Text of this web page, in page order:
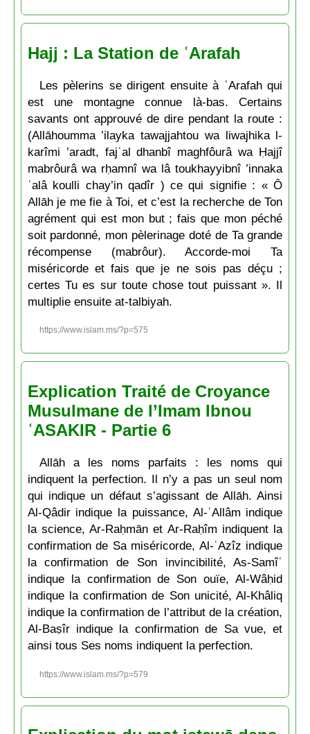
Hajj : La Station de ʿArafah
Les pèlerins se dirigent ensuite à ʿArafah qui
est une montagne connue là-bas. Certains
savants ont approuvé de dire pendant la route :
(Allāhoumma ’ilayka tawajjahtou wa liwajhika l-
karîmi ’aradt, fajʿal dhanbî maghfôurâ wa Ḥajjî
mabrôurâ wa rḥamnî wa lâ toukhayyibnî ’innaka
ʿalâ koulli chay’in qadîr ) ce qui signifie : « Ô
Allāh je me fie à Toi, et c’est la recherche de Ton
agrément qui est mon but ; fais que mon péché
soit pardonné, mon pèlerinage doté de Ta grande
récompense (mabrôur). Accorde-moi Ta
miséricorde et fais que je ne sois pas déçu ;
certes Tu es sur toute chose tout puissant ». Il
multiplie ensuite at-talbiyah.
https://www.islam.ms/?p=575
Explication Traité de Croyance
Musulmane de l’Imam Ibnou
ʿASAKIR - Partie 6
Allāh a les noms parfaits : les noms qui
indiquent la perfection. Il n’y a pas un seul nom
qui indique un défaut s’agissant de Allāh. Ainsi
Al-Qâdir indique la puissance, Al-ʿAllâm indique
la science, Ar-Raḥmān et Ar-Raḥîm indiquent la
confirmation de Sa miséricorde, Al-ʿAzîz indique
la confirmation de Son invincibilité, As-Samîʿ
indique la confirmation de Son ouïe, Al-Wâḥid
indique la confirmation de Son unicité, Al-Khâliq
indique la confirmation de l’attribut de la création,
Al-Baṣîr indique la confirmation de Sa vue, et
ainsi tous Ses noms indiquent la perfection.
https://www.islam.ms/?p=579